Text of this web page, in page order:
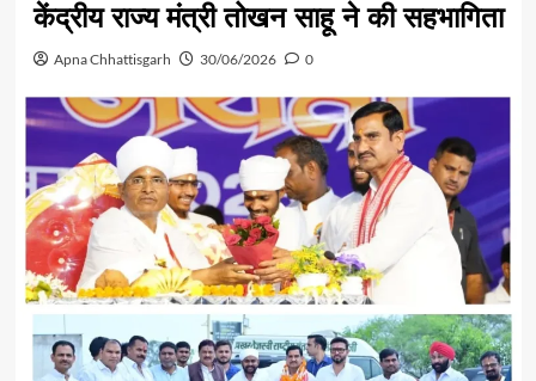
केंद्रीय राज्य मंत्री तोखन साहू ने की सहभागिता
Apna Chhattisgarh 30/06/2026 0